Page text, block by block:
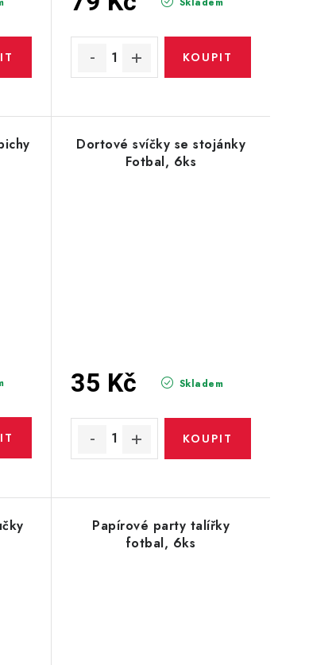
Dortové svíčky se stojánky
Fotbal, 6ks
Skladem
35 Kč
Papírové party talířky
fotbal, 6ks